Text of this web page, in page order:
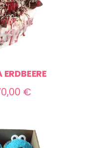
€Preisspanne:
70,00 €